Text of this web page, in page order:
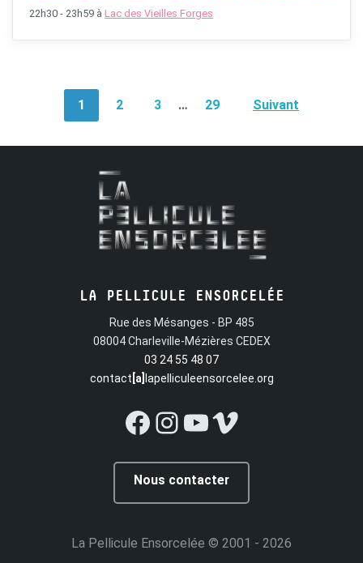
22h30 - 23h59 à Lac des Vieilles Forges
NAVIGATION
1 2 3 … 29 Suivant
LA PELLICULE ENSORCELÉE
Rue des Mésanges - BP 485
08004 Charleville-Mézières CEDEX
03 24 55 48 07
contact [a] lapelliculeensorcelee.org
Facebook
Instagram
YouTube
Vimeo
Nous contacter
La Pellicule Ensorcelée © 2001 - 2026